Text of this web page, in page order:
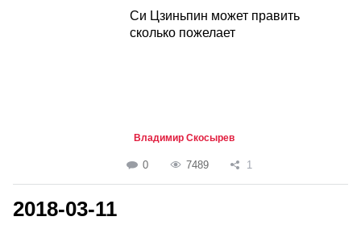
Си Цзиньпин может править
сколько пожелает
Владимир Скосырев
0 7489 1
2018-03-11